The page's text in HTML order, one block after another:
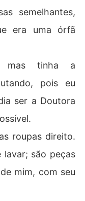
semelhantes,
era uma órfã
mas tinha a
pois eu
ser a Doutora
roupas direito.
lavar; são peças
mim, com seu